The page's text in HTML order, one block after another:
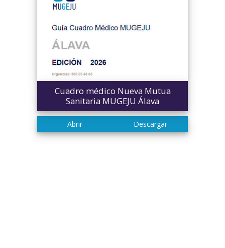
Cuadro médico Nueva Mutua
Sanitaria MUGEJU Álava